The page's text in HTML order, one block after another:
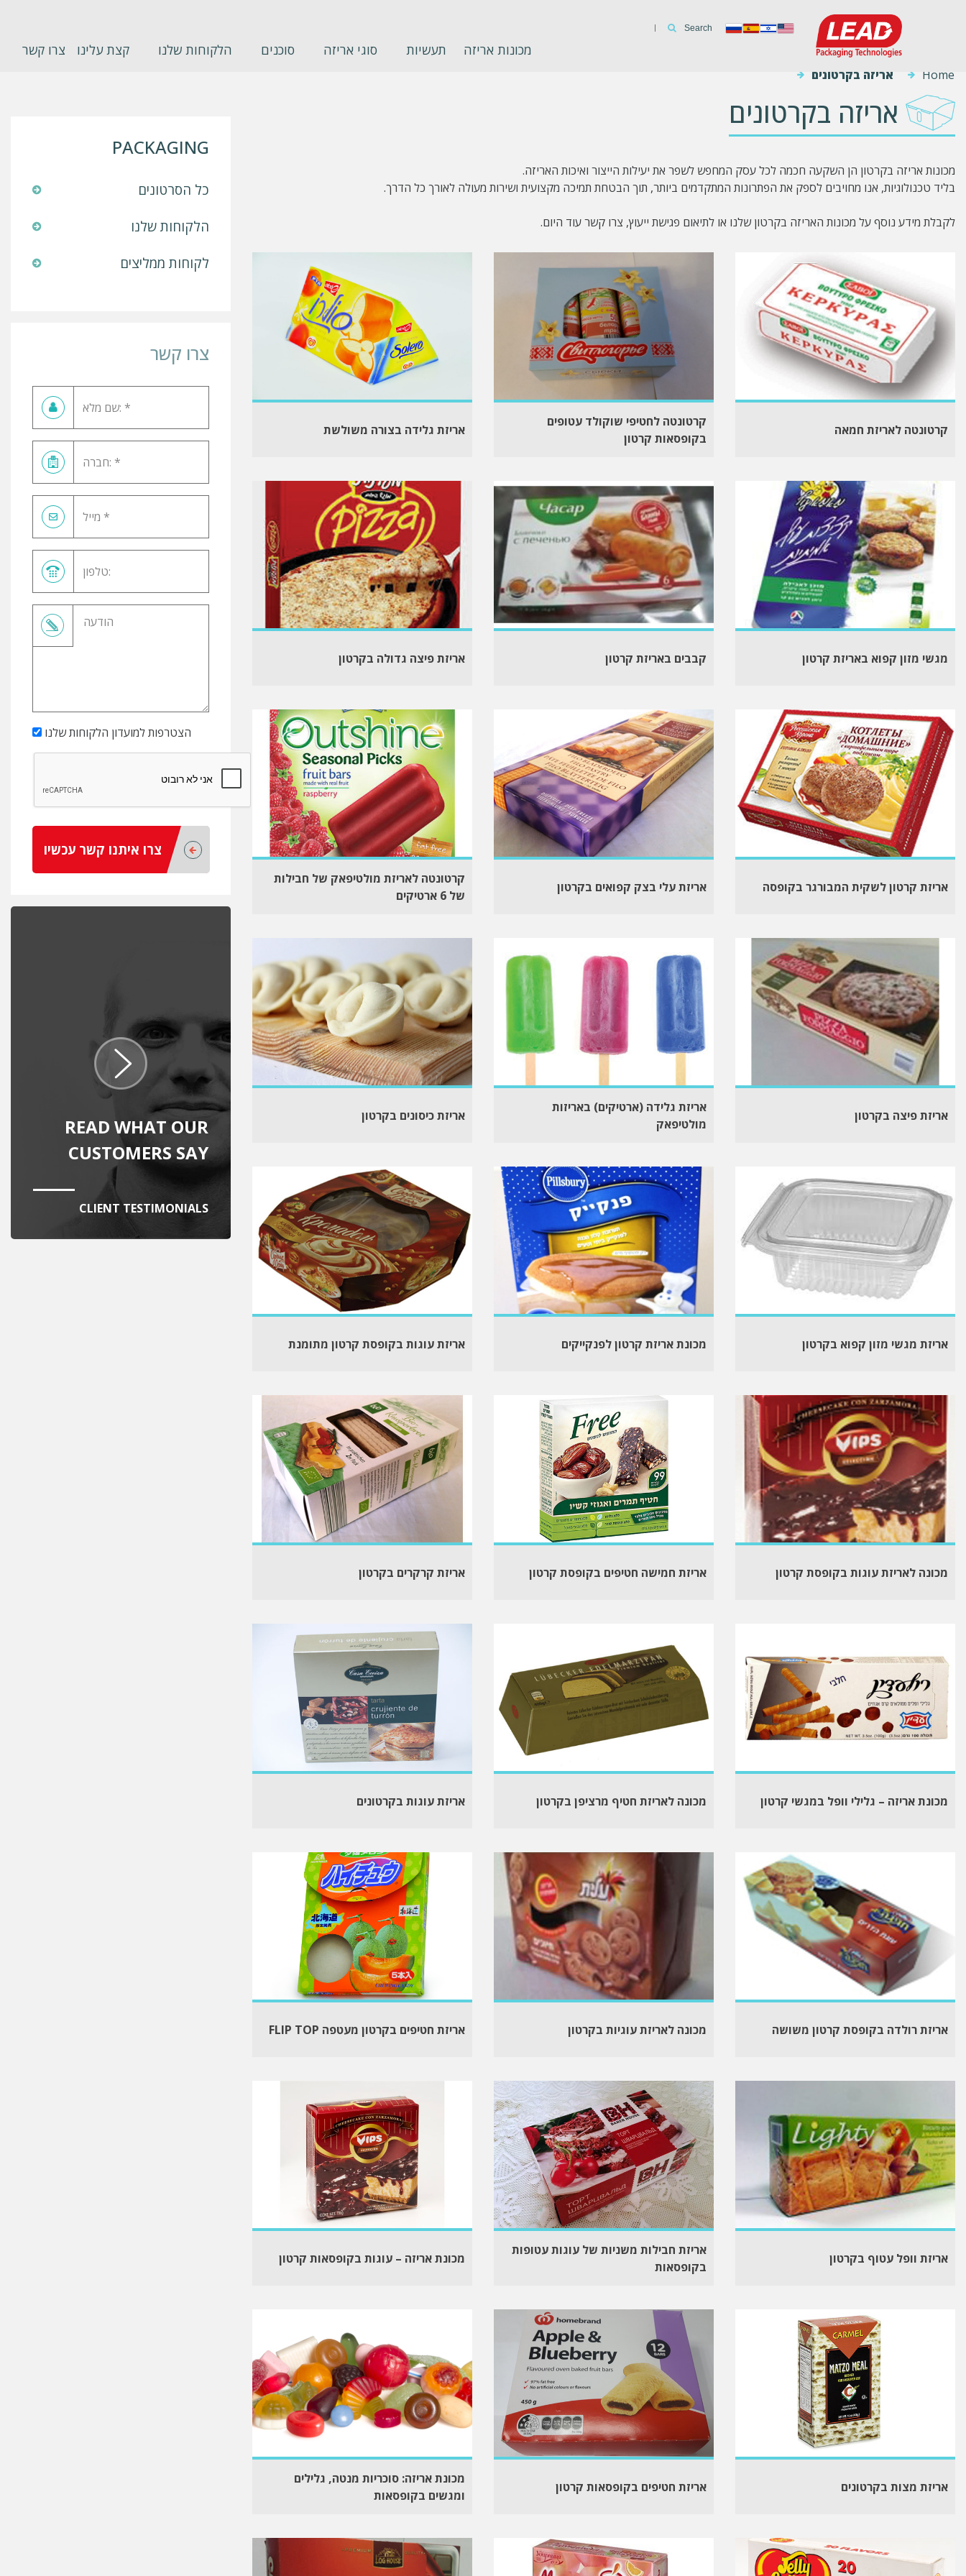
מכונות אריזה תעשיות סוגי אריזה סוכנים הלקוחות שלנו קצת עלינו צרו קשר
Home אריזה בקרטונים
אריזה בקרטונים
מכונות אריזה בקרטון הן השקעה חכמה לכל עסק המחפש לשפר את יעילות הייצור ואיכות האריזה.
בליד טכנולוגיות, אנו מחויבים לספק את הפתרונות המתקדמים ביותר, תוך הבטחת תמיכה מקצועית ושירות מעולה לאורך כל הדרך.
לקבלת מידע נוסף על מכונות האריזה בקרטון שלנו או לתיאום פגישת ייעוץ, צרו קשר עוד היום.
קרטונטה לאריזת חמאה
קרטונטה לחטיפי שוקולד עטופים
בקופסאות קרטון
אריזת גלידה בצורה משולשת
מגשי מזון קפוא באריזת קרטון קבבים באריזת קרטון אריזת פיצה גדולה בקרטון
אריזת קרטון לשקית המבורגר בקופסה אריזת עלי בצק קפואים בקרטון
קרטונטה לאריזת מולטיפאק של חבילות
של 6 ארטיקים
אריזת פיצה בקרטון
אריזת גלידה (ארטיקים) באריזות
מולטיפאק
אריזת כיסונים בקרטון
אריזת מגשי מזון קפוא בקרטון מכונת אריזת קרטון לפנקייקים אריזת עוגות בקופסת קרטון מתומנת
מכונה לאריזת עוגות בקופסת קרטון אריזת חמישה חטיפים בקופסת קרטון אריזת קרקרים בקרטון
מכונת אריזה – גלילי וופל במגשי קרטון מכונה לאריזת חטיף מרציפן בקרטון אריזת עוגות בקרטונים
אריזת רולדה בקופסת קרטון משושה מכונה לאריזת עוגיות בקרטון אריזת חטיפים בקרטון מעטפה FLIP TOP
אריזת וופל עטוף בקרטון
אריזת חבילות משניות של עוגות עטופות
בקופסאות
מכונת אריזה – עוגות בקופסאות קרטון
אריזת מצות בקרטונים אריזת חטיפים בקופסאות קרטון
מכונת אריזה: סוכריות מנטה, גלילים
ומגשים בקופסאות
PACKAGING
כל הסרטונים
הלקוחות שלנו
לקוחות ממליצים
צרו קשר
הצטרפות למועדון הלקוחות שלנו
צרו איתנו קשר עכשיו
READ WHAT OUR
CUSTOMERS SAY
CLIENT TESTIMONIALS